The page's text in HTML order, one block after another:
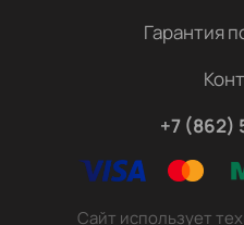
Гарантия
+7 (862)
Сайт использует